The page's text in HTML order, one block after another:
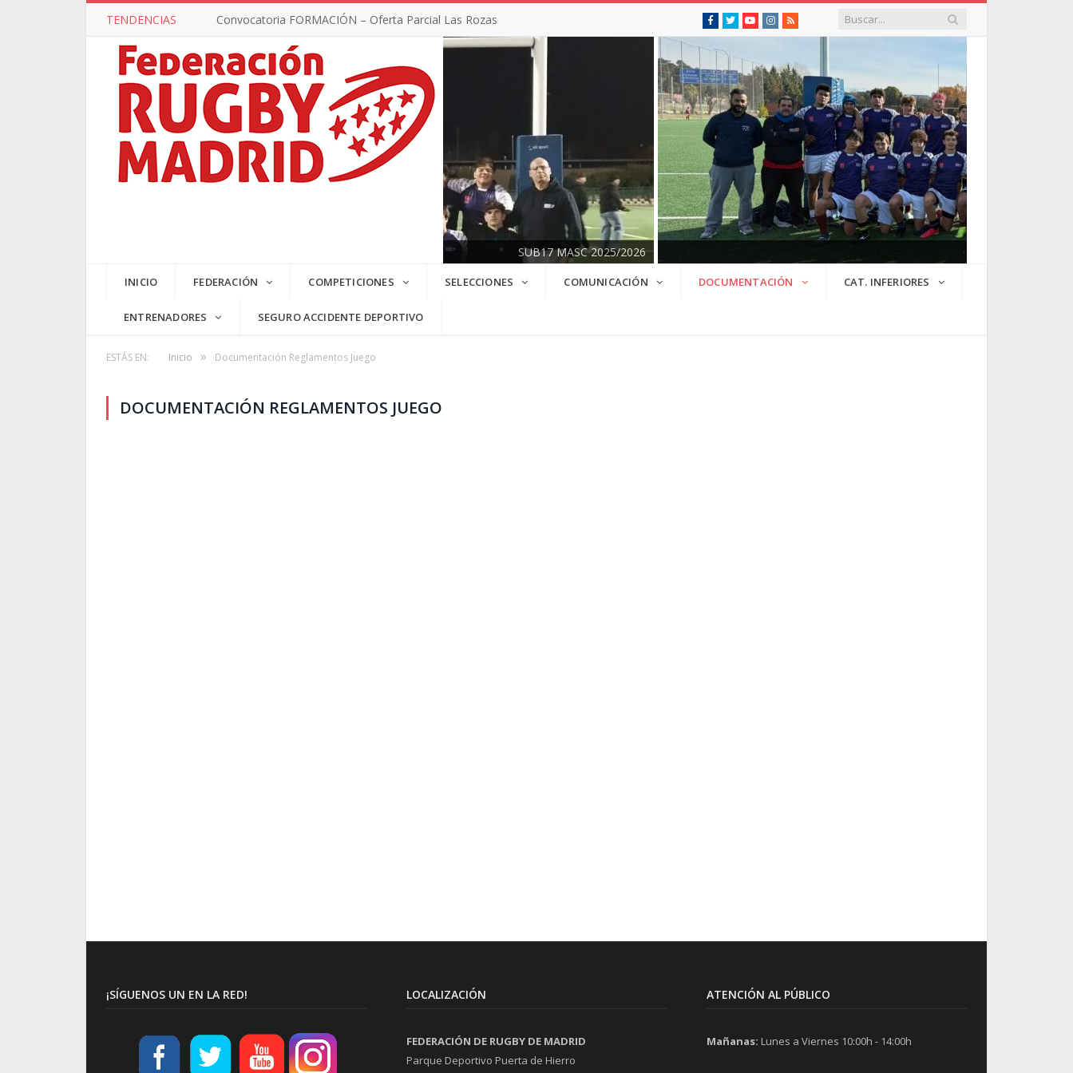
TENDENCIAS Convocatoria FORMACIÓN – Oferta Parcial Las Rozas Facebook
Twitter YoutubeInstagram
RSS
SUB17 MASC 2025/2026
INICIO FEDERACIÓN COMPETICIONES SELECCIONES COMUNICACIÓN DOCUMENTACIÓN CAT. INFERIORES
ENTRENADORES SEGURO ACCIDENTE DEPORTIVO
ESTÁS EN: Inicio » Documentación Reglamentos Juego
DOCUMENTACIÓN REGLAMENTOS JUEGO
¡SÍGUENOS UN EN LA RED! LOCALIZACIÓN
FEDERACIÓN DE RUGBY DE MADRID
Parque Deportivo Puerta de Hierro
ATENCIÓN AL PÚBLICO
Mañanas: Lunes a Viernes 10:00h - 14:00h